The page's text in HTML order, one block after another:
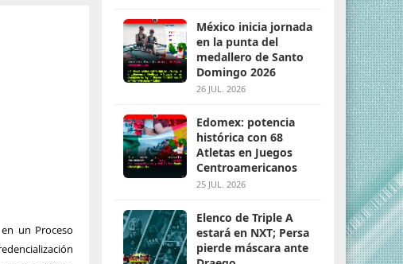
un Proceso
México inicia jornada
en la punta del
medallero de Santo
Domingo 2026
26 JUL. 2026
Edomex: potencia
histórica con 68
Atletas en Juegos
Centroamericanos
25 JUL. 2026
Elenco de Triple A
estará en NXT; Persa
pierde máscara ante